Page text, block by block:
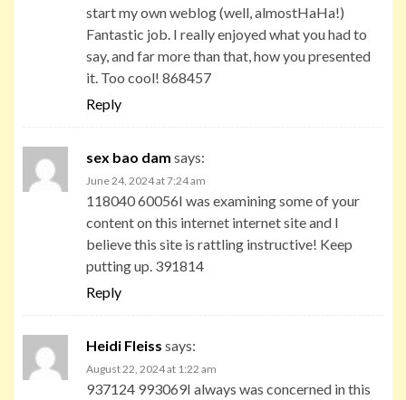
start my own weblog (well, almostHaHa!)
Fantastic job. I really enjoyed what you had to
say, and far more than that, how you presented
it. Too cool! 868457
Reply
sex bao dam says:
June 24, 2024 at 7:24 am
118040 60056I was examining some of your
content on this internet internet site and I
believe this site is rattling instructive! Keep
putting up. 391814
Reply
Heidi Fleiss says:
August 22, 2024 at 1:22 am
937124 993069I always was concerned in this